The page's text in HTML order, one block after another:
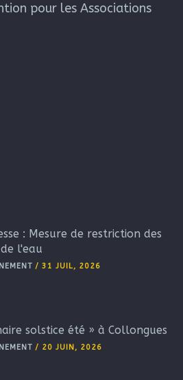
pour les Associations
: Mesure de restriction des
l'eau
/ 31 JUIL, 2026
solstice été » à Collongues
/ 20 JUIN, 2026